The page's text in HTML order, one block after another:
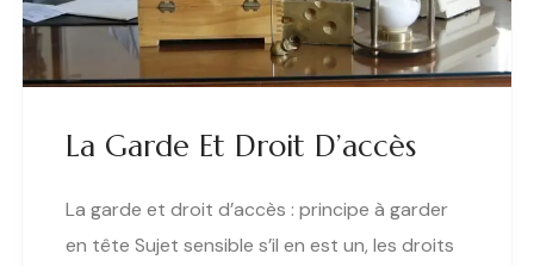
La Garde Et Droit D’accès
La garde et droit d’accès : principe à garder
en tête Sujet sensible s’il en est un, les droits